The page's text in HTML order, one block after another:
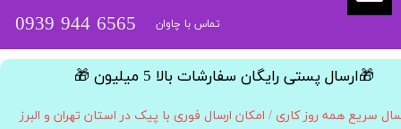
​​6565 944 0939 تماس با چاوان
​🎁ارسال پستی رایگان سفارشات بالا 5 میلیون 🎁​​​​​​​
سریع همه روز کاری / امکان ارسال فوری با پیک در استان تهران و البرز